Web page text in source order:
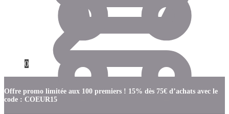
0
Offre promo limitée aux 100 premiers ! 15% dès 75€ d’achats avec le
code : COEUR15